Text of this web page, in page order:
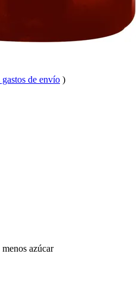
gastos de envío )
azúcar